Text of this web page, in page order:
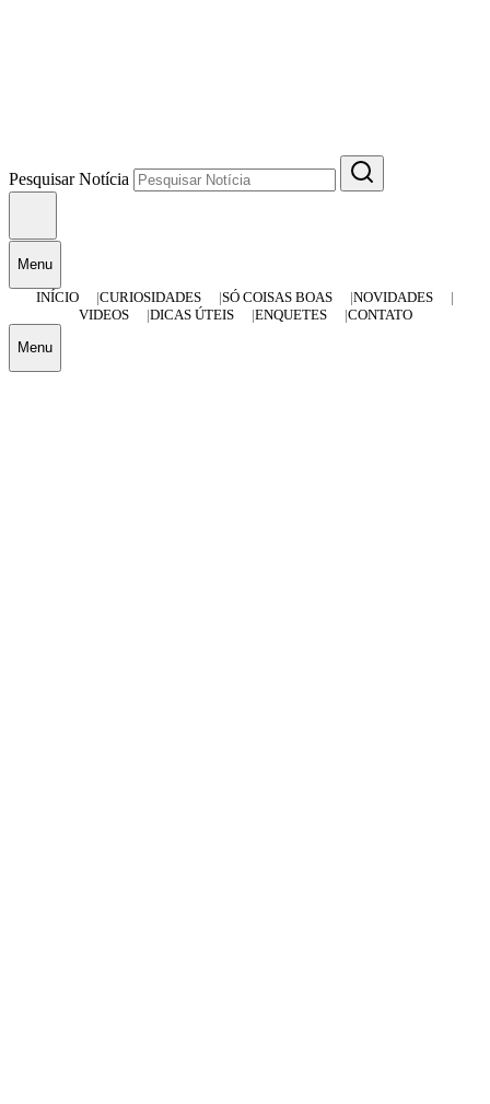
Pesquisar Notícia
Menu
INÍCIO
CURIOSIDADES SÓ COISAS BOAS
NOVIDADES
VIDEOS
DICAS ÚTEIS ENQUETES CONTATO
Menu